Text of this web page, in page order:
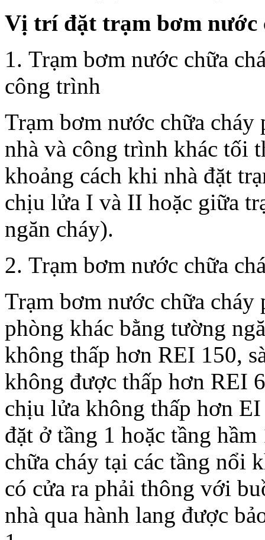
Vị trí đặt trạm bơm nước
1. Trạm bơm nước chữa
công trình
Trạm bơm nước chữa cháy
nhà và công trình khác tối
khoảng cách khi nhà đặt
chịu lửa I và II hoặc giữa
ngăn cháy).
2. Trạm bơm nước chữa
Trạm bơm nước chữa cháy
phòng khác bằng tường
không thấp hơn REI 150,
không được thấp hơn REI
chịu lửa không thấp hơn
đặt ở tầng 1 hoặc tầng
chữa cháy tại các tầng nổi
có cửa ra phải thông với
nhà qua hành lang được